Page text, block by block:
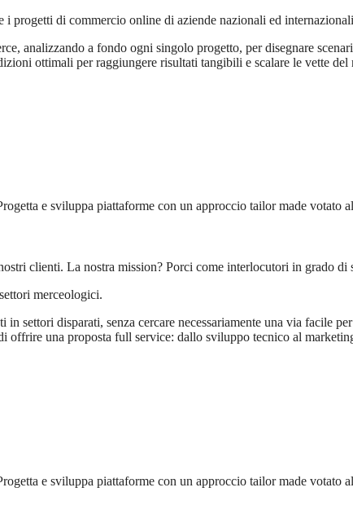
i progetti di commercio online di aziende nazionali ed
analizzando a fondo ogni singolo progetto, per disegnare
ottimali per raggiungere risultati tangibili e scalare le vette del
e sviluppa piattaforme con un approccio tailor made votato
clienti. La nostra mission? Porci come interlocutori in grado di
merceologici.
settori disparati, senza cercare necessariamente una via facile
una proposta full service: dallo sviluppo tecnico al
e sviluppa piattaforme con un approccio tailor made votato